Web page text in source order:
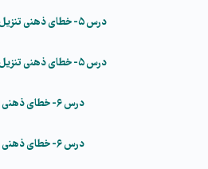
درس ۵- خطای ذهنی تنزیل اغراق آمیز
درس ۵- خطای ذهنی تنزیل اغراق آمیز
درس ۶- خطای ذهنی تفکر مثبت
درس ۶- خطای ذهنی تفکر مثبت